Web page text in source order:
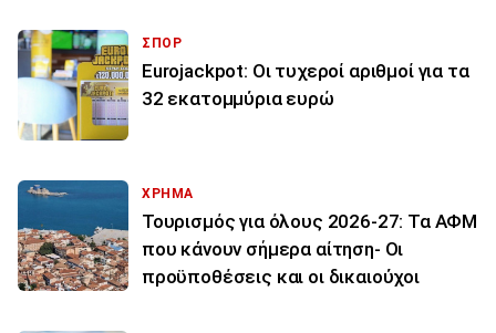
ΣΠΟΡ
Eurojackpot: Οι τυχεροί αριθμοί για τα
32 εκατoμμύρια ευρώ
ΧΡΗΜΑ
Τουρισμός για όλους 2026-27: Τα ΑΦΜ
που κάνουν σήμερα αίτηση- Οι
προϋποθέσεις και οι δικαιούχοι